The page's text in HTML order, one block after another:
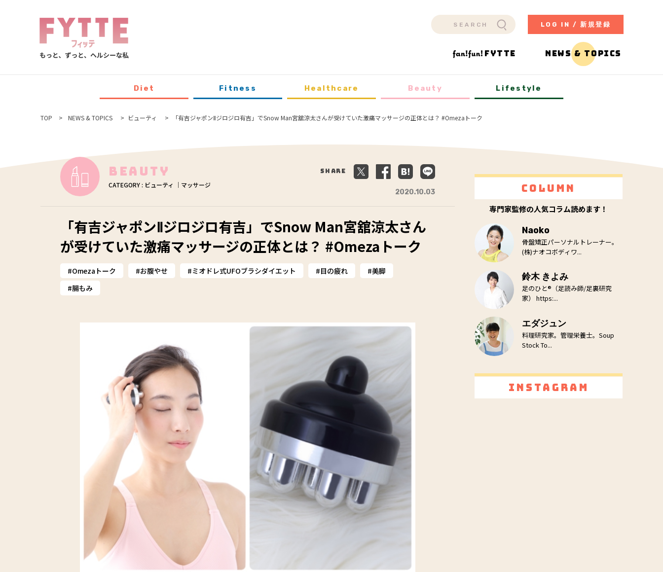
LOG IN / 新規登録
FYTTE NEWS & TOPICS
Diet Fitness Healthcare Beauty Lifestyle
TOP NEWS & TOPICS ビューティ 「有吉ジャポンⅡジロジロ有吉」でSnow Man宮舘涼太さんが受けていた激痛マッサージの正体とは？ #Omezaトーク
Beauty
CATEGORY : ビューティ ｜マッサージ
2020.10.03
「有吉ジャポンⅡジロジロ有吉」でSnow Man宮舘涼太さん
が受けていた激痛マッサージの正体とは？ #Omezaトーク
Omezaトーク お腹やせ ミオドレ式UFOブラシダイエット 目の疲れ
美脚
腸もみ
Share
Column
専門家監修の人気コラム読めます！
Naoko
骨盤矯正パーソナルトレーナー。
(株)ナオコボディワ...
鈴木 きよみ
足のひと®（足読み師/足裏研究
家） https:...
エダジュン
料理研究家。管理栄養士。Soup
Stock To...
Instagram